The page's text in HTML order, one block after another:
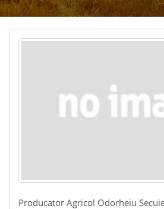
Producator Agricol Odorheiu